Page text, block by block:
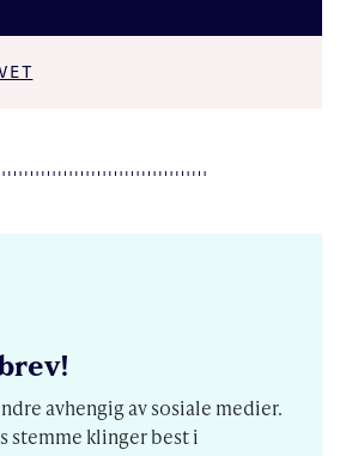
avhengig av sosiale medier.
stemme klinger best i